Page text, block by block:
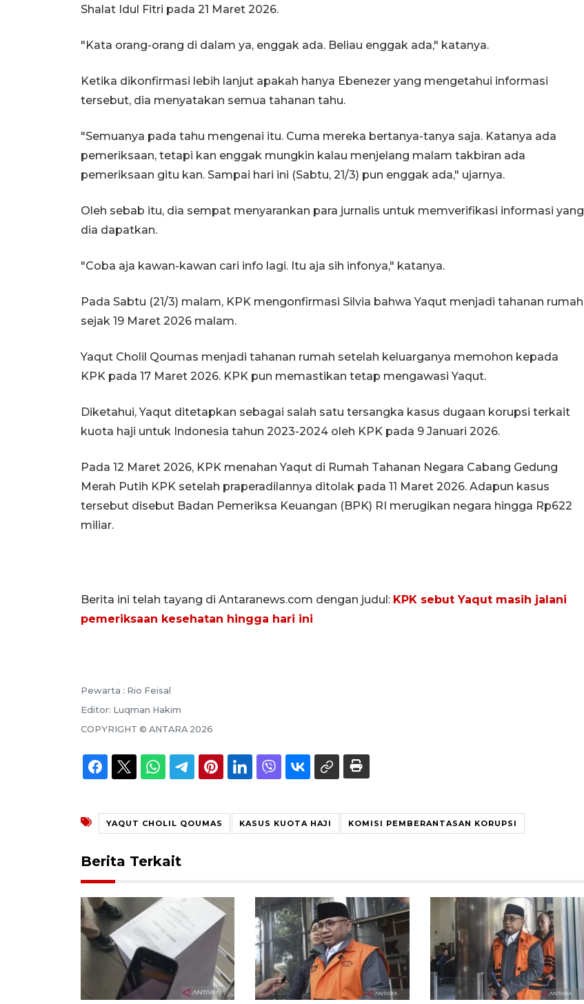
Shalat Idul Fitri pada 21 Maret 2026.
"Kata orang-orang di dalam ya, enggak ada. Beliau enggak ada," katanya.
Ketika dikonfirmasi lebih lanjut apakah hanya Ebenezer yang mengetahui informasi
tersebut, dia menyatakan semua tahanan tahu.
"Semuanya pada tahu mengenai itu. Cuma mereka bertanya-tanya saja. Katanya ada
pemeriksaan, tetapi kan enggak mungkin kalau menjelang malam takbiran ada
pemeriksaan gitu kan. Sampai hari ini (Sabtu, 21/3) pun enggak ada," ujarnya.
Oleh sebab itu, dia sempat menyarankan para jurnalis untuk memverifikasi informasi yang
dia dapatkan.
"Coba aja kawan-kawan cari info lagi. Itu aja sih infonya," katanya.
Pada Sabtu (21/3) malam, KPK mengonfirmasi Silvia bahwa Yaqut menjadi tahanan rumah
sejak 19 Maret 2026 malam.
Yaqut Cholil Qoumas menjadi tahanan rumah setelah keluarganya memohon kepada
KPK pada 17 Maret 2026. KPK pun memastikan tetap mengawasi Yaqut.
Diketahui, Yaqut ditetapkan sebagai salah satu tersangka kasus dugaan korupsi terkait
kuota haji untuk Indonesia tahun 2023-2024 oleh KPK pada 9 Januari 2026.
Pada 12 Maret 2026, KPK menahan Yaqut di Rumah Tahanan Negara Cabang Gedung
Merah Putih KPK setelah praperadilannya ditolak pada 11 Maret 2026. Adapun kasus
tersebut disebut Badan Pemeriksa Keuangan (BPK) RI merugikan negara hingga Rp622
miliar.
Berita ini telah tayang di Antaranews.com dengan judul: KPK sebut Yaqut masih jalani
pemeriksaan kesehatan hingga hari ini
Pewarta : Rio Feisal
Editor: Luqman Hakim
COPYRIGHT © ANTARA 2026
YAQUT CHOLIL QOUMAS KASUS KUOTA HAJI KOMISI PEMBERANTASAN KORUPSI
Berita Terkait
perkuat sinergi dengan
ANTARA Biro DIY